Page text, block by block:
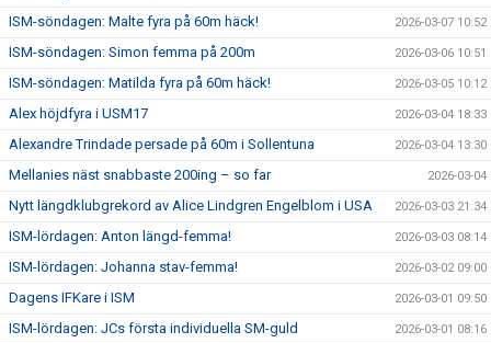
ISM-söndagen: Malte fyra på 60m häck! 2026-03-07 10:52
ISM-söndagen: Simon femma på 200m 2026-03-06 10:51
ISM-söndagen: Matilda fyra på 60m häck! 2026-03-05 10:12
Alex höjdfyra i USM17 2026-03-04 18:33
Alexandre Trindade persade på 60m i Sollentuna 2026-03-04 13:30
Mellanies näst snabbaste 200ing – so far 2026-03-04
Nytt längdklubgrekord av Alice Lindgren Engelblom i USA 2026-03-03 21:34
ISM-lördagen: Anton längd-femma! 2026-03-03 08:14
ISM-lördagen: Johanna stav-femma! 2026-03-02 09:00
Dagens IFKare i ISM 2026-03-01 09:50
ISM-lördagen: JCs första individuella SM-guld 2026-03-01 08:16